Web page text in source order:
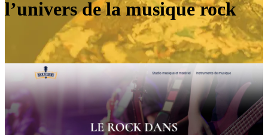
l’univers de la musique rock